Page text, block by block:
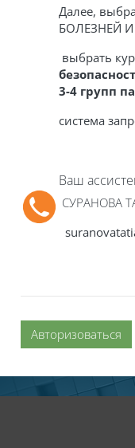
Далее,
БОЛЕЗНЕЙ И
выбрать
3-4 групп
система
Ваш
СУРАНОВА
Авторизоваться